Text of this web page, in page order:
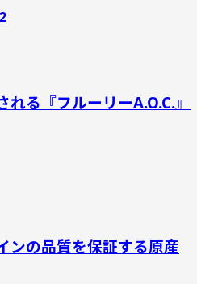
る『フルーリーA.O.C.』
ンの品質を保証する原産